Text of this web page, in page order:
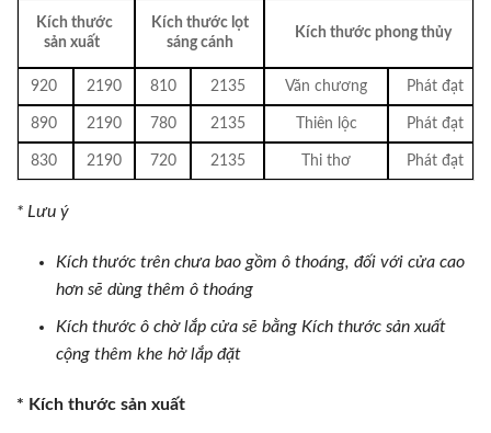
Kích thước
sản xuất
Kích thước lọt
sáng cánh
Kích thước phong thủy
920 2190 810 2135 Văn chương Phát đạt
890 2190 780 2135 Thiên lộc Phát đạt
830 2190 720 2135 Thi thơ Phát đạt
* Lưu ý
Kích thước trên chưa bao gồm ô thoáng, đối với cửa cao
hơn sẽ dùng thêm ô thoáng
Kích thước ô chờ lắp cửa sẽ bằng Kích thước sản xuất
cộng thêm khe hở lắp đặt
* Kích thước sản xuất